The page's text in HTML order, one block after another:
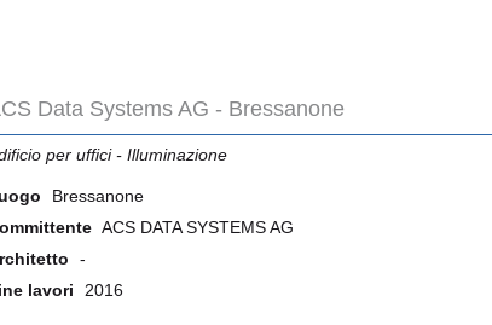
Data Systems AG - Bressanone
per uffici - Illuminazione
Bressanone
ACS DATA SYSTEMS AG
-
lavori
2016